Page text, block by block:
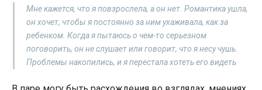
Мне кажется, что я повзрослела, а он нет. Романтика ушла,
он хочет, чтобы я постоянно за ним ухаживала, как за
ребенком. Когда я пытаюсь о чем-то серьезном
поговорить, он не слушает или говорит, что я несу чушь.
Проблемы накопились, и я перестала хотеть его видеть